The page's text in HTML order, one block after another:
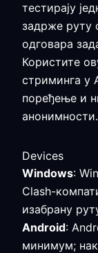
тестирају
задрже руту
одговара
Користите
стриминга у
поређење и
анонимности.
Devices
Windows:
Clash-
изабрану
Android:
минимум;